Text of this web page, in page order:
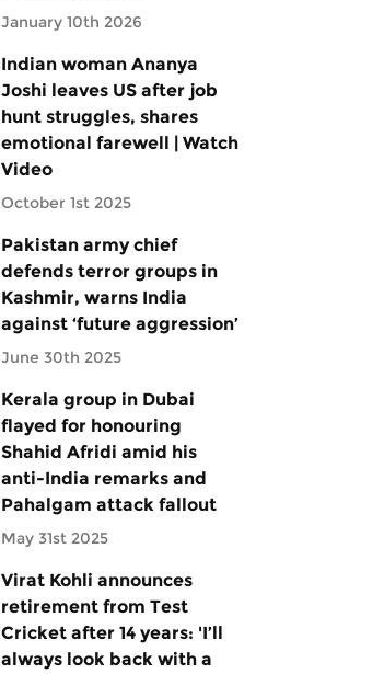
January 10th 2026
Indian woman Ananya
Joshi leaves US after job
hunt struggles, shares
emotional farewell | Watch
Video
October 1st 2025
Pakistan army chief
defends terror groups in
Kashmir, warns India
against ‘future aggression’
June 30th 2025
Kerala group in Dubai
flayed for honouring
Shahid Afridi amid his
anti-India remarks and
Pahalgam attack fallout
May 31st 2025
Virat Kohli announces
retirement from Test
Cricket after 14 years: 'I’ll
always look back with a